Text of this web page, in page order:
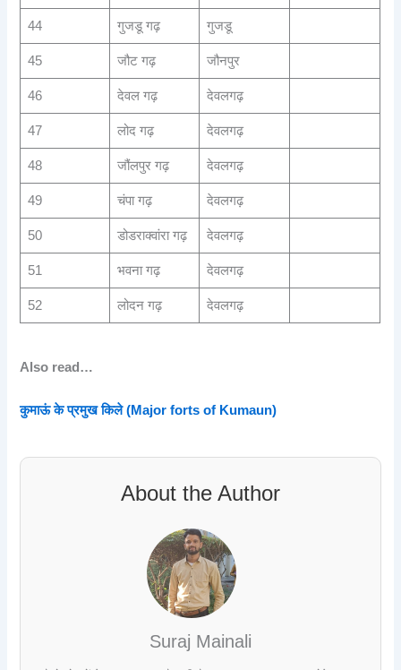
44 गुजडू गढ़ गुजडू
45 जौट गढ़ जौनपुर
46 देवल गढ़ देवलगढ़
47 लोद गढ़ देवलगढ़
48 जौंलपुर गढ़ देवलगढ़
49 चंपा गढ़ देवलगढ़
50 डोडराक्वांरा गढ़ देवलगढ़
51 भवना गढ़ देवलगढ़
52 लोदन गढ़ देवलगढ़
Also read…
कुमाऊं के प्रमुख किले (Major forts of Kumaun)
About the Author
Suraj Mainali